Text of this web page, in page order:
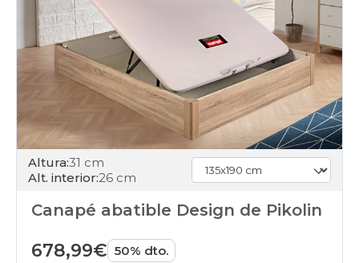
Altura:31 cm
Alt. interior:26 cm
Canapé abatible Design de Pikolin
678,99€ 50% dto.